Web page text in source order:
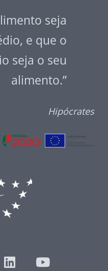
seja
e que o
seja o seu
alimento.”
Hipócrates